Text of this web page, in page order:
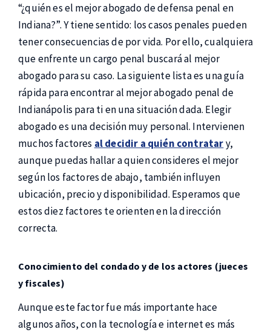
“¿quién es el mejor abogado de defensa penal en
Indiana?”. Y tiene sentido: los casos penales pueden
tener consecuencias de por vida. Por ello, cualquiera
que enfrente un cargo penal buscará al mejor
abogado para su caso. La siguiente lista es una guía
rápida para encontrar al mejor abogado penal de
Indianápolis para ti en una situación dada. Elegir
abogado es una decisión muy personal. Intervienen
muchos factores al decidir a quién contratary,
aunque puedas hallar a quien consideres el mejor
según los factores de abajo, también influyen
ubicación, precio y disponibilidad. Esperamos que
estos diez factores te orienten en la dirección
correcta.
Conocimiento del condado y de los actores (jueces
y fiscales)
Aunque este factor fue más importante hace
algunos años, con la tecnología e internet es más